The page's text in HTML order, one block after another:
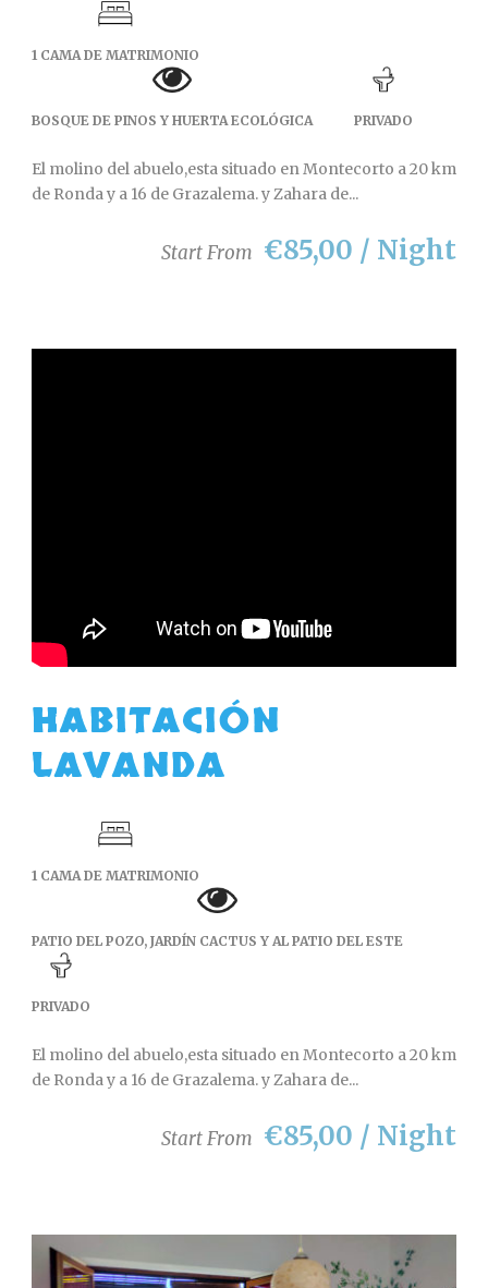
1 CAMA DE MATRIMONIO
BOSQUE DE PINOS Y HUERTA ECOLÓGICA PRIVADO
El molino del abuelo,esta situado en Montecorto a 20 km
de Ronda y a 16 de Grazalema. y Zahara de...
Start From €85,00 / Night
HABITACIÓN
LAVANDA
1 CAMA DE MATRIMONIO
PATIO DEL POZO, JARDÍN CACTUS Y AL PATIO DEL ESTE
PRIVADO
El molino del abuelo,esta situado en Montecorto a 20 km
de Ronda y a 16 de Grazalema. y Zahara de...
Start From €85,00 / Night